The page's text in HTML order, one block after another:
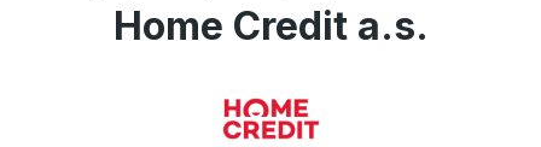
Home Credit a.s.